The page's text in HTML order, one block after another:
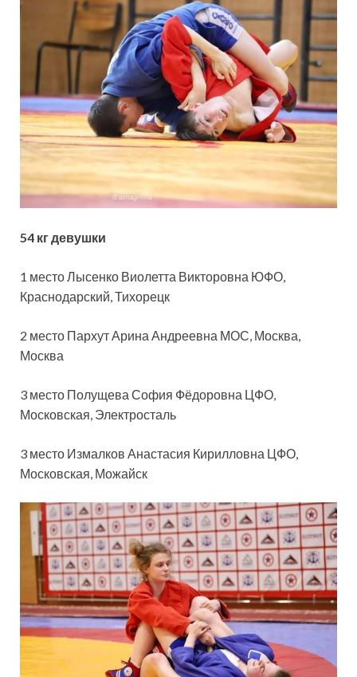
54 кг девушки
1 место Лысенко Виолетта Викторовна ЮФО,
Краснодарский, Тихорецк
2 место Пархут Арина Андреевна МОС, Москва,
Москва
3 место Полущева София Фёдоровна ЦФО,
Московская, Электросталь
3 место Измалков Анастасия Кирилловна ЦФО,
Московская, Можайск